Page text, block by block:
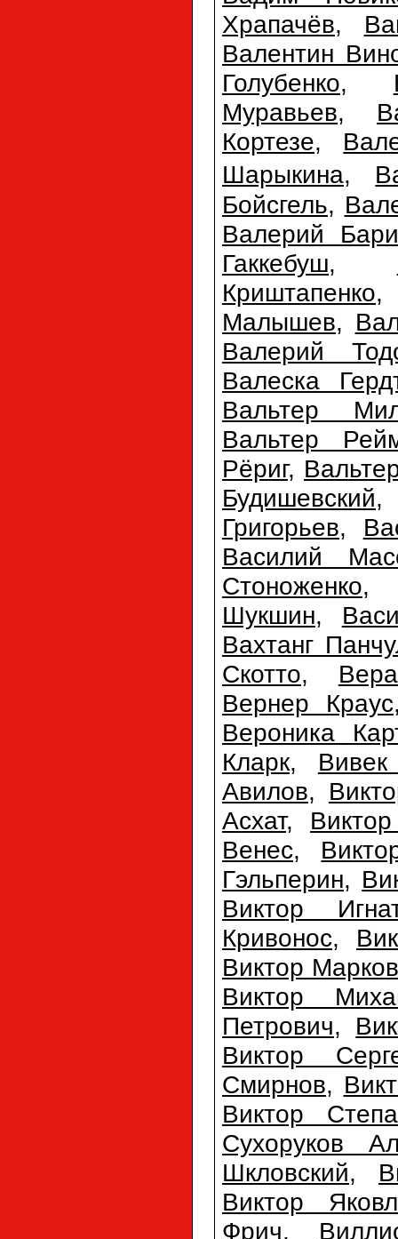
Храпачёв,
Валентин
Голубенко,
Муравьев,
Кортезе,
Шарыкина,
Бойсгель,
Валерий
Гаккебуш,
Криштапенко
Малышев,
Валерий
Валеска
Вальтер
Вальтер
Рёриг,
Будишевский
Григорьев,
Василий
Стоноженко
Шукшин,
Вахтанг
Скотто,
Вернер Краус
Вероника
Кларк,
Авилов,
Асхат,
Венес,
Гэльперин,
Виктор
Кривонос,
Виктор Марков
Виктор
Петрович,
Виктор
Смирнов,
Виктор
Сухоруков
Шкловский,
Виктор
Фрич,